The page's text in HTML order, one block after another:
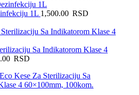
1L 1,500.00 RSD
Sa Indikatorom Klase 4
RSD